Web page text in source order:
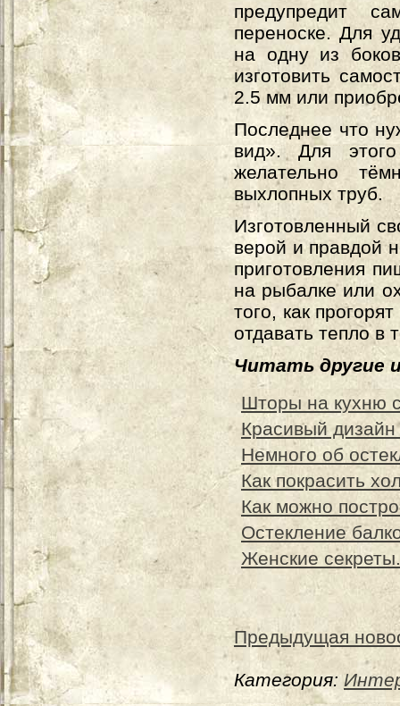
предупредит
переноске. Для
на одну из
изготовить
2.5 мм или
Последнее что
вид». Для
желательно
выхлопных труб.
Изготовленный
верой и правдой
приготовления
на рыбалке или
того, как
отдавать тепло в
Читать другие
Шторы на кухню
Красивый дизайн
Немного об
Как покрасить
Как можно
Остекление
Женские
Предыдущая
Категория: